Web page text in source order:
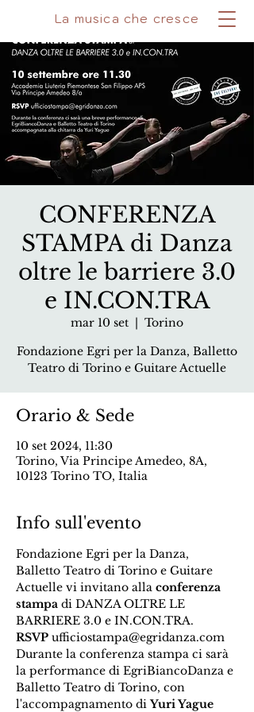
La musica che cresce
CONFERENZA
STAMPA di Danza
oltre le barriere 3.0
e IN.CON.TRA
mar 10 set
  |
Torino
Fondazione Egri per la Danza, Balletto
Teatro di Torino e Guitare Actuelle
Orario & Sede
10 set 2024, 11:30
Torino, Via Principe Amedeo, 8A,
10123 Torino TO, Italia
Info sull'evento
Fondazione Egri per la Danza,
Balletto Teatro di Torino e Guitare
Actuelle vi invitano alla conferenza
stampa di DANZA OLTRE LE
BARRIERE 3.0 e IN.CON.TRA.
RSVP ufficiostampa@egridanza.com
Durante la conferenza stampa ci sarà
la performance di EgriBiancoDanza e
Balletto Teatro di Torino, con
l'accompagnamento di Yuri Yague